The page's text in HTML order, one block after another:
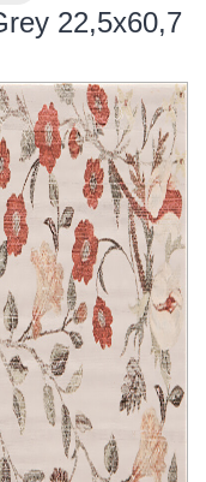
22,5x60,7